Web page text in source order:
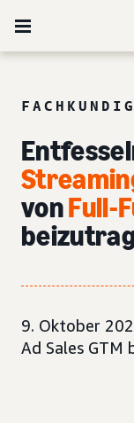
vonFull-
9. Oktober
Ad Sales GTM